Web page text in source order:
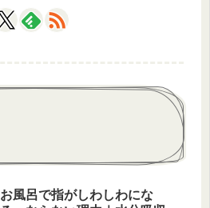
お風呂で指がしわしわにな